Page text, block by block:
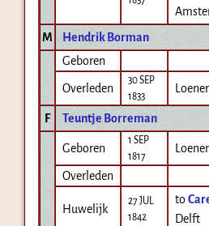
M
Hendrik Borman
Geboren
Overleden
30 SEP
1833
F Teuntje Borreman
Geboren
1 SEP
1817
Overleden
Huwelijk
27 JUL
1842
to
Delft